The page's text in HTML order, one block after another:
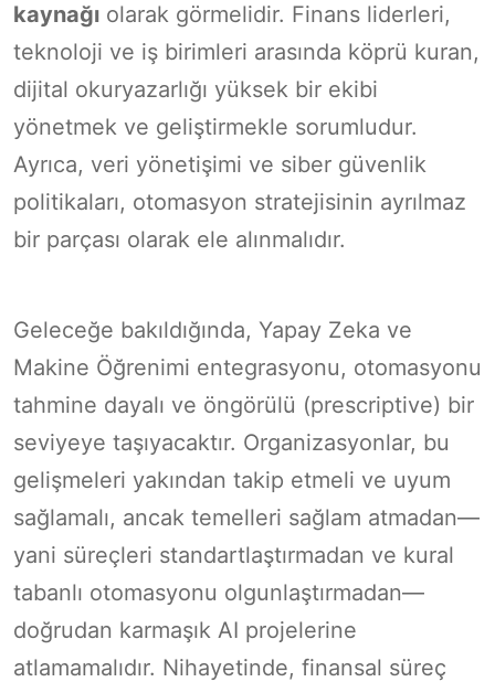
kaynağı olarak görmelidir. Finans liderleri,
teknoloji ve iş birimleri arasında köprü kuran,
dijital okuryazarlığı yüksek bir ekibi
yönetmek ve geliştirmekle sorumludur.
Ayrıca, veri yönetişimi ve siber güvenlik
politikaları, otomasyon stratejisinin ayrılmaz
bir parçası olarak ele alınmalıdır.
Geleceğe bakıldığında, Yapay Zeka ve
Makine Öğrenimi entegrasyonu, otomasyonu
tahmine dayalı ve öngörülü (prescriptive) bir
seviyeye taşıyacaktır. Organizasyonlar, bu
gelişmeleri yakından takip etmeli ve uyum
sağlamalı, ancak temelleri sağlam atmadan—
yani süreçleri standartlaştırmadan ve kural
tabanlı otomasyonu olgunlaştırmadan—
doğrudan karmaşık AI projelerine
atlamamalıdır. Nihayetinde, finansal süreç